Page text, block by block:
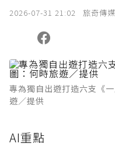
2026-07-31 21:02 旅奇傳
專為獨自出遊打造六支《
遊／提供
AI重點